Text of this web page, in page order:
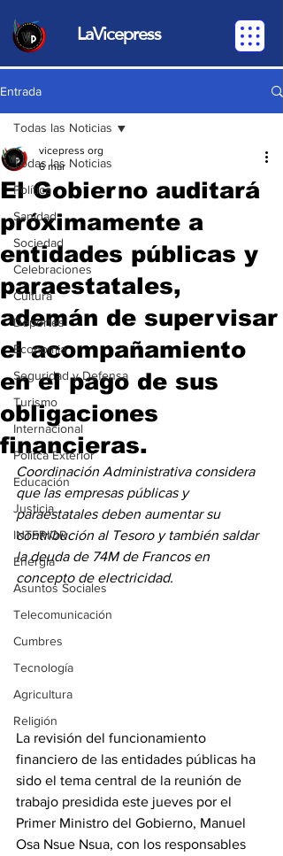
LaVicepress
Entrada
Todas las Noticias
Política
Sanidad
Sociedad
Celebraciones
Cultura
Deportes
Economia
Seguridad y Defensa
Turismo
Internacional
Politca Exterior
Educación
Justicia
INTERIOR
Energia
Asuntos Sociales
Telecomunicación
Cumbres
Tecnología
Agricultura
Religión
Todas las Noticias
El Gobierno auditará
próximamente a
entidades públicas y
paraestatales,
ademán de supervisar
el acompañamiento
en el pago de sus
obligaciones
financieras.
vicepress org
6 mar
Coordinación Administrativa considera
que las empresas públicas y
paraestatales deben aumentar su
contribución al Tesoro y también saldar
la deuda de 74M de Francos en
concepto de electricidad.
La revisión del funcionamiento
financiero de las entidades públicas ha
sido el tema central de la reunión de
trabajo presidida este jueves por el
Primer Ministro del Gobierno, Manuel
Osa Nsue Nsua, con los responsables